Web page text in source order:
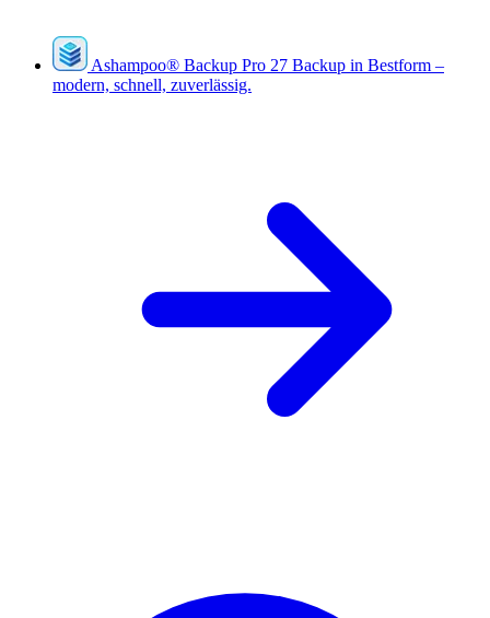
Ashampoo® Backup Pro 27 Backup in Bestform –
modern, schnell, zuverlässig.